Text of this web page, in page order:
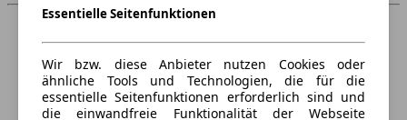
Essentielle Seitenfunktionen
Wir bzw. diese Anbieter nutzen Cookies oder
ähnliche Tools und Technologien, die für die
essentielle Seitenfunktionen erforderlich sind und
die einwandfreie Funktionalität der Webseite